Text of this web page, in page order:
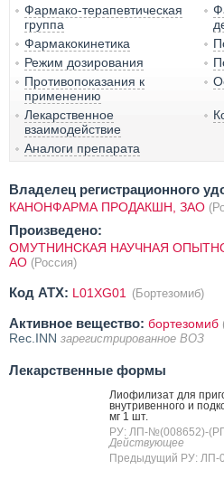
Фармако-терапевтическая
группа
Фармакокинетика
Режим дозирования
Противопоказания к
применению
Лекарственное
взаимодействие
Аналоги препарата
Владелец регистрационного
КАНОНФАРМА ПРОДАКШН, ЗАО
Произведено:
ОМУТНИНСКАЯ НАУЧНАЯ
АО (Россия)
Код ATX: L01XG01 (Бортезомиб)
Активное вещество: бортезомиб
Rec.INN зарегистрированное ВОЗ
Лекарственные формы
Лиофилизат для
внутривенного и
мг 1 шт.
РУ: ЛП-№(008652)-
Действующее
Предыдущий РУ: ЛП-